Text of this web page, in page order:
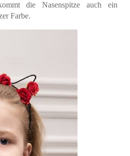
die Nasenspitze auch ein
Farbe.